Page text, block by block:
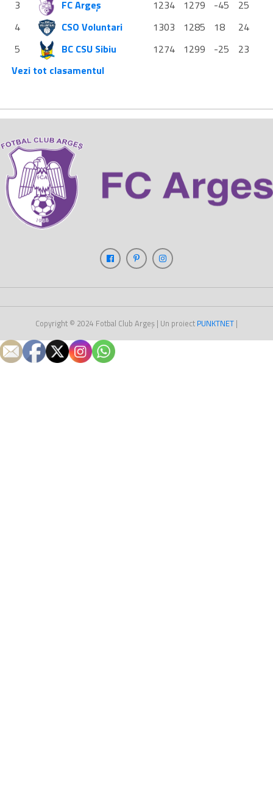
3
FC Argeș 1234 1279 -45
25
4
CSO Voluntari 1303 1285 18
24
5
BC CSU Sibiu 1274 1299 -25
23
Vezi tot clasamentul
Copyright © 2024 Fotbal Club Argeș | Un proiect PUNKTNET |